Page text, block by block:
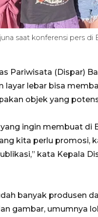
saat konferensi pers di
Pariwisata (Dispar)
layar lebar bisa
objek yang
ingin membuat di
kita perlu promosi,
kata Kepala
banyak produsen
gambar, umumnya